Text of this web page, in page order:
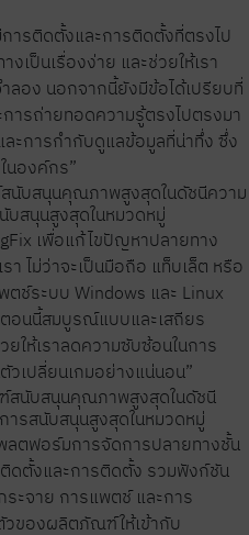
การติดตั้งและการติดตั้งที่ตรงไป
เป็นเรื่องง่าย และช่วยให้เรา
อง นอกจากนี้ยังมีข้อได้เปรียบที่
ารถ่ายทอดความรู้ตรงไปตรงมา
ะการกำกับดูแลข้อมูลที่น่าทึ่ง ซึ่ง
นองค์กร”
บสนุนคุณภาพสูงสุดในดัชนีความ
สนุนสูงสุดในหมวดหมู่
เพื่อแก้ไขปัญหาปลายทาง
ไม่ว่าจะเป็นมือถือ แท็บเล็ต หรือ
ช์ระบบ Windows และ Linux
อนนี้สมบูรณ์แบบและเสถียร
ให้เราลดความซับซ้อนในการ
เปลี่ยนเกมอย่างแน่นอน”
นับสนุนคุณภาพสูงสุดในดัชนี
รสนับสนุนสูงสุดในหมวดหมู่
ลตฟอร์มการจัดการปลายทางชั้น
ติดตั้งและการติดตั้ง รวมฟังก์ชัน
ะจาย การแพตช์ และการ
วของผลิตภัณฑ์ให้เข้ากับ